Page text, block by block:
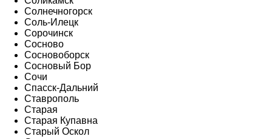
Солнечногорск
Соль-Илецк
Сорочинск
Сосново
Сосновоборск
Сосновый Бор
Сочи
Спасск-Дальний
Ставрополь
Старая
Старая Купавна
Старый Оскол